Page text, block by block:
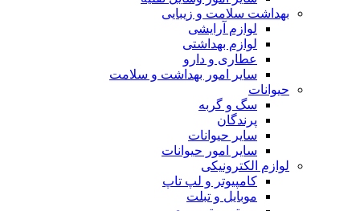
بهداشت سلامت و زیبایی
لوازم آرایشی
لوازم بهداشتی
عطاری و دارو
سایر امور بهداشت و سلامت
حیوانات
سگ و گربه
پرندگان
سایر حیوانات
سایر امور حیوانات
لوازم الکترونیکی
کامپیوتر و لپ تاپ
موبایل و تبلت